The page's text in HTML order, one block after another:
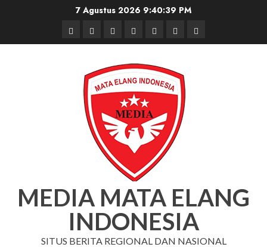
7 Agustus 2026 9:40:40 PM
BerandaNasionalDaerahHukum
dan
Kriminal
Pendidikan
Box
Redaksi
Iklan
MEDIA MATA ELANG
INDONESIA
SITUS BERITA REGIONAL DAN NASIONAL